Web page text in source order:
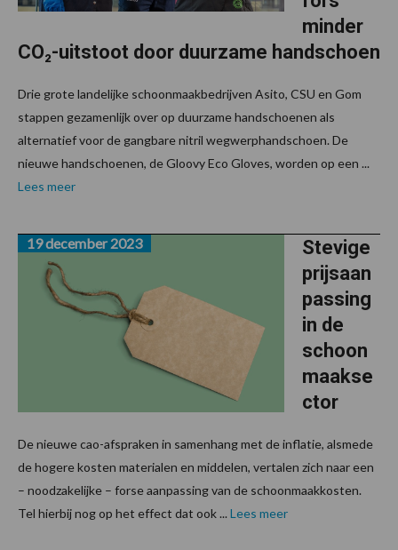
minder
CO₂-uitstoot door duurzame handschoen
Drie grote landelijke schoonmaakbedrijven Asito, CSU en Gom
stappen gezamenlijk over op duurzame handschoenen als
alternatief voor de gangbare nitril wegwerphandschoen. De
nieuwe handschoenen, de Gloovy Eco Gloves, worden op een ...
Lees meer
Stevige
prijsaan
passing
in de
schoon
maakse
ctor
19 december 2023
De nieuwe cao-afspraken in samenhang met de inflatie, alsmede
de hogere kosten materialen en middelen, vertalen zich naar een
– noodzakelijke – forse aanpassing van de schoonmaakkosten.
Tel hierbij nog op het effect dat ook ...Lees meer